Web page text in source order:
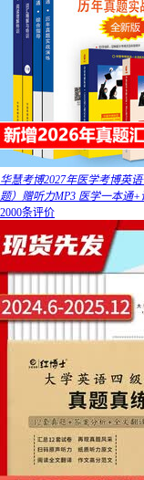
华慧考博2027年医学考博英
题）赠听力MP3 医学一本通
2000条评价